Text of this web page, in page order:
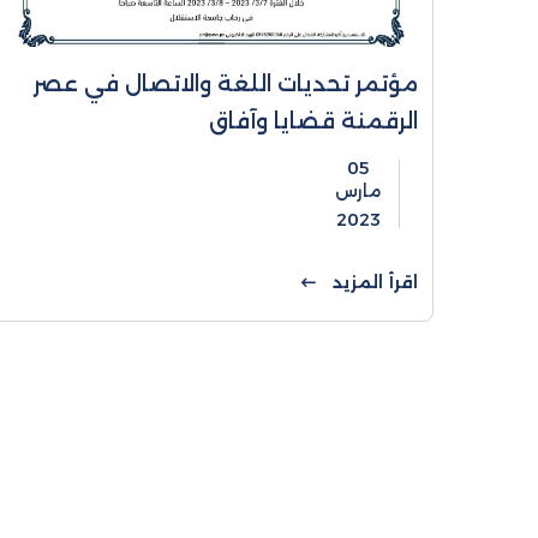
مؤتمر تحديات اللغة والاتصال في عصر
الرقمنة قضايا وآفاق
05
مارس
2023
اقرأ المزيد